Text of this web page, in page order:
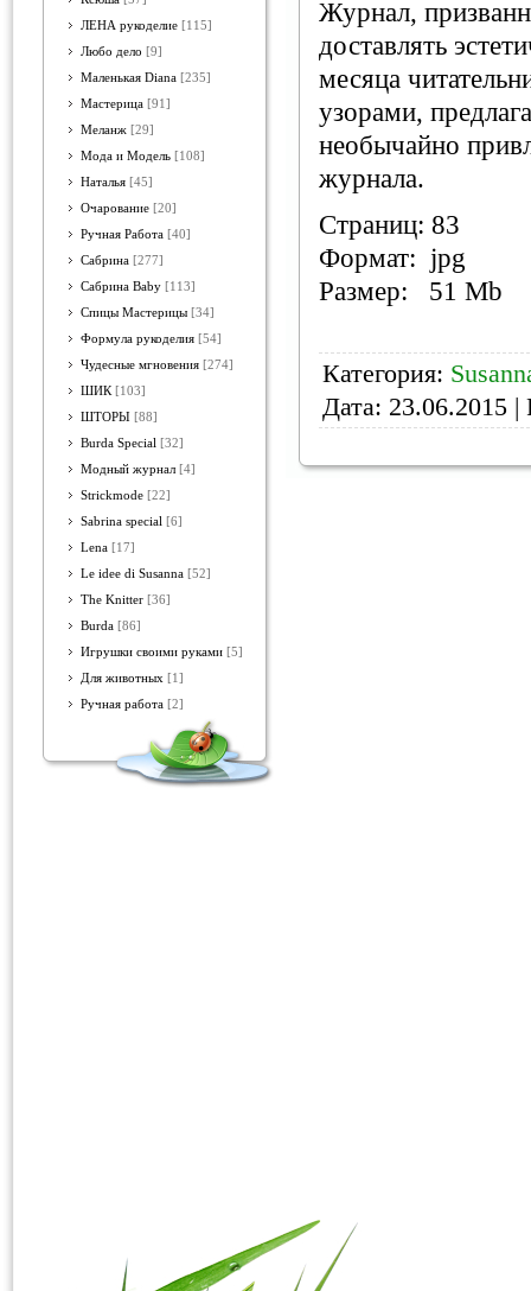
ЛЕНА рукоделие [115]
Любо дело [9]
Маленькая Diana [235]
Мастерица [91]
Меланж [29]
Мода и Модель [108]
Наталья [45]
Очарование [20]
Ручная Работа [40]
Сабрина [277]
Сабрина Baby [113]
Спицы Мастерицы [34]
Формула рукоделия [54]
Чудесные мгновения [274]
ШИК [103]
ШТОРЫ [88]
Burda Special [32]
Модный журнал [4]
Strickmode [22]
Sabrina special [6]
Lena [17]
Le idee di Susanna [52]
The Knitter [36]
Burda [86]
Игрушки своими руками [5]
Для животных [1]
Ручная работа [2]
Журнал,
доставлять
месяца
узорами,
необычайно
журнала.
Страниц: 83
Формат: jpg
Размер: 51 Mb
Категория:
Дата: 23.06.2015 |